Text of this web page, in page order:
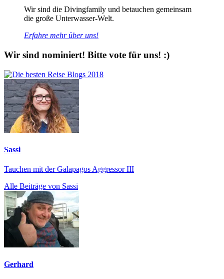
Wir sind die Divingfamily und betauchen gemeinsam
die große Unterwasser-Welt.
Erfahre mehr über uns!
Wir sind nominiert! Bitte vote für uns! :)
Sassi
Tauchen mit der Galapagos Aggressor III
Alle Beiträge von Sassi
Gerhard